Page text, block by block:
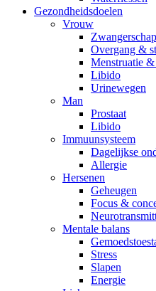
Gezondheidsdoelen
Vrouw
Zwangerschap
Overgang &
Menstruatie
Libido
Urinewegen
Man
Prostaat
Libido
Immuunsysteem
Dagelijkse
Allergie
Hersenen
Geheugen
Focus &
Mentale balans
Stress
Slapen
Energie